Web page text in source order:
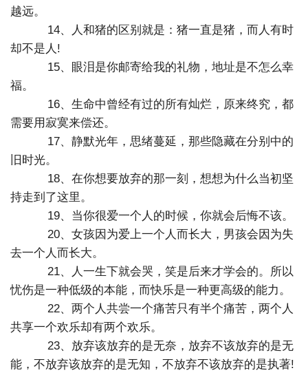
越远。
14、人和猪的区别就是：猪一直是猪，而人有时
却不是人!
15、眼泪是你邮寄给我的礼物，地址是不怎么幸
福。
16、生命中曾经有过的所有灿烂，原来终究，都
需要用寂寞来偿还。
17、静默光年，思绪蔓延，那些隐藏在分别中的
旧时光。
18、在你想要放弃的那一刻，想想为什么当初坚
持走到了这里。
19、当你很爱一个人的时候，你就会后悔不该。
20、女孩因为爱上一个人而长大，男孩会因为失
去一个人而长大。
21、人一生下就会哭，笑是后来才学会的。所以
忧伤是一种低级的本能，而快乐是一种更高级的能力。
22、两个人共尝一个痛苦只有半个痛苦，两个人
共享一个欢乐却有两个欢乐。
23、放弃该放弃的是无奈，放弃不该放弃的是无
能，不放弃该放弃的是无知，不放弃不该放弃的是执著!